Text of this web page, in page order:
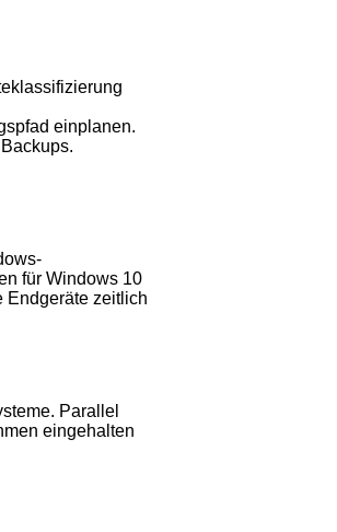
einplanen.
für Windows 10
Endgeräte zeitlich
Parallel
eingehalten